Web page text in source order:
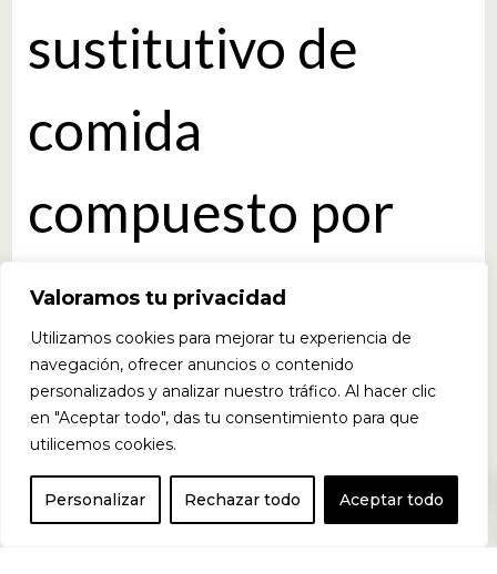
Valoramos tu privacidad
Utilizamos cookies para mejorar tu experiencia de
navegación, ofrecer anuncios o contenido
personalizados y analizar nuestro tráfico. Al hacer clic
en "Aceptar todo", das tu consentimiento para que
utilicemos cookies.
Personalizar Rechazar todo Aceptar todo
sustitutivo de
comida
compuesto por
una fórmula a
base de L-
carnitina,
proteínas,